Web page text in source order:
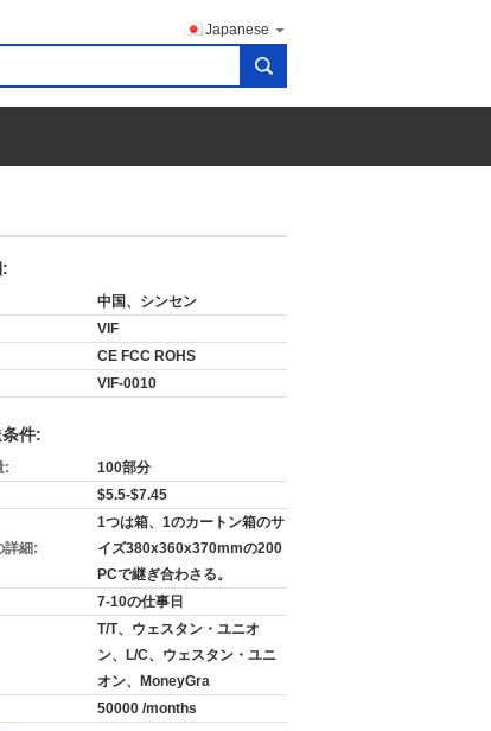
Japanese
search
中国、シンセン
VIF
CE FCC ROHS
VIF-0010
件:
:
100部分
$5.5-$7.45
詳細:
1つは箱、1のカートン箱のサ
イズ380x360x370mmの200
PCで継ぎ合わさる。
7-10の仕事日
T/T、ウェスタン・ユニオ
ン、L/C、ウェスタン・ユニ
オン、MoneyGra
50000 /months